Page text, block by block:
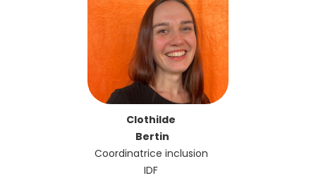
Clothilde
Bertin
Coordinatrice inclusion
IDF